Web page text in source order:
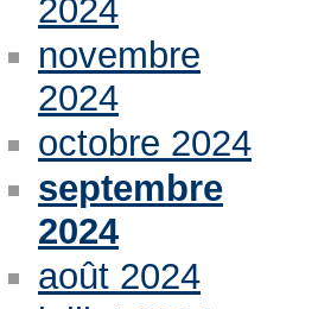
2024
novembre
2024
octobre 2024
septembre
2024
août 2024